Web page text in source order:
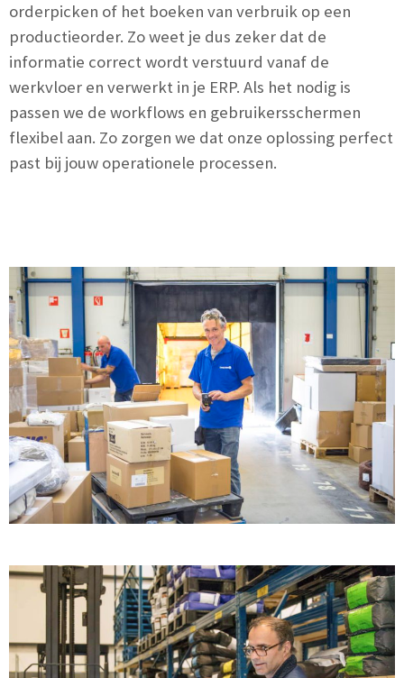
orderpicken of het boeken van verbruik op een
productieorder. Zo weet je dus zeker dat de
informatie correct wordt verstuurd vanaf de
werkvloer en verwerkt in je ERP. Als het nodig is
passen we de workflows en gebruikersschermen
flexibel aan. Zo zorgen we dat onze oplossing perfect
past bij jouw operationele processen.